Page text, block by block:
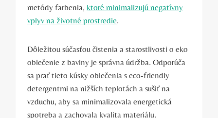
metódy farbenia, ktoré minimalizujú negatívny
vplyv na životné prostredie.
Dôležitou súčasťou čistenia a starostlivosti o eko
oblečenie z bavlny je správna údržba. Odporúča
sa prať tieto kúsky oblečenia s eco-friendly
detergentmi na nižších teplotách a sušiť na
vzduchu, aby sa minimalizovala energetická
spotreba a zachovala kvalita materiálu.